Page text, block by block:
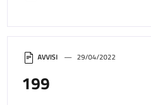
AVVISI 29/04/2022
199